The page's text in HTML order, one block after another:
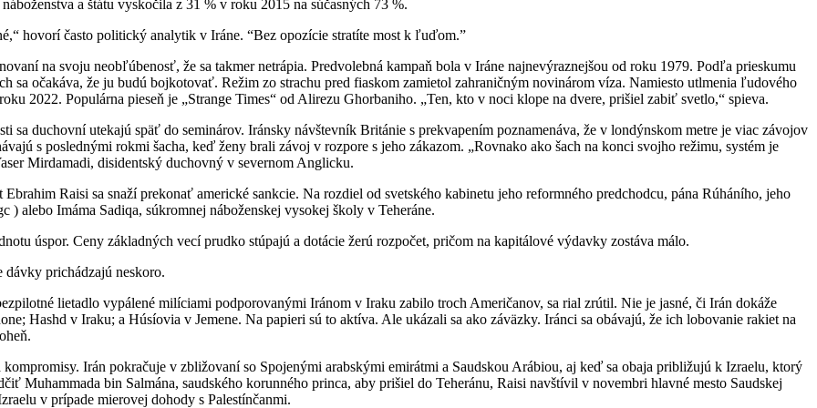
a štátu vyskočila z 31 % v roku 2015 na súčasných 73 %.
hovorí často politický analytik v Iráne. “Bez opozície stratíte most k ľuďom.”
na svoju neobľúbenosť, že sa takmer netrápia. Predvolebná kampaň bola v Iráne najnevýraznejšou od roku 1979. Podľa prieskumu
sa očakáva, že ju budú bojkotovať. Režim zo strachu pred fiaskom zamietol zahraničným novinárom víza. Namiesto utlmenia ľudového
2022. Populárna pieseň je „Strange Times“ od Alirezu Ghorbaniho. „Ten, kto v noci klope na dvere, prišiel zabiť svetlo,“ spieva.
sa duchovní utekajú späť do seminárov. Iránsky návštevník Británie s prekvapením poznamenáva, že v londýnskom metre je viac závojov
s poslednými rokmi šacha, keď ženy brali závoj v rozpore s jeho zákazom. „Rovnako ako šach na konci svojho režimu, systém je
Mirdamadi, disidentský duchovný v severnom Anglicku.
Raisi sa snaží prekonať americké sankcie. Na rozdiel od svetského kabinetu jeho reformného predchodcu, pána Rúháního, jeho
alebo Imáma Sadiqa, súkromnej náboženskej vysokej školy v Teheráne.
úspor. Ceny základných vecí prudko stúpajú a dotácie žerú rozpočet, pričom na kapitálové výdavky zostáva málo.
dávky prichádzajú neskoro.
lietadlo vypálené milíciami podporovanými Iránom v Iraku zabilo troch Američanov, sa rial zrútil. Nie je jasné, či Irán dokáže
Hashd v Iraku; a Húsíovia v Jemene. Na papieri sú to aktíva. Ale ukázali sa ako záväzky. Iránci sa obávajú, že ich lobovanie rakiet na
Irán pokračuje v zbližovaní so Spojenými arabskými emirátmi a Saudskou Arábiou, aj keď sa obaja približujú k Izraelu, ktorý
Muhammada bin Salmána, saudského korunného princa, aby prišiel do Teheránu, Raisi navštívil v novembri hlavné mesto Saudskej
v prípade mierovej dohody s Palestínčanmi.